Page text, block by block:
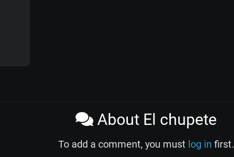
About El chupete
To add a comment, you must log in first.